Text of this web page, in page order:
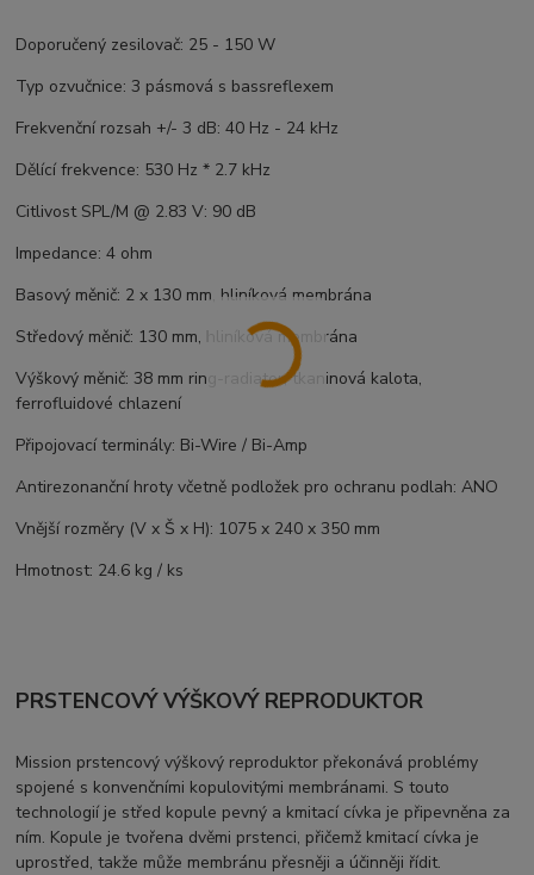
Doporučený zesilovač: 25 - 150 W
Typ ozvučnice: 3 pásmová s bassreflexem
Frekvenční rozsah +/- 3 dB: 40 Hz - 24 kHz
Dělící frekvence: 530 Hz * 2.7 kHz
Citlivost SPL/M @ 2.83 V: 90 dB
Impedance: 4 ohm
Basový měnič: 2 x 130 mm, hliníková membrána
Středový měnič: 130 mm, hliníková membrána
Výškový měnič: 38 mm ring-radiator, tkaninová kalota,
ferrofluidové chlazení
Připojovací terminály: Bi-Wire / Bi-Amp
Antirezonanční hroty včetně podložek pro ochranu podlah: ANO
Vnější rozměry (V x Š x H): 1075 x 240 x 350 mm
Hmotnost: 24.6 kg / ks
PRSTENCOVÝ VÝŠKOVÝ REPRODUKTOR
Mission prstencový výškový reproduktor překonává problémy
spojené s konvenčními kopulovitými membránami. S touto
technologií je střed kopule pevný a kmitací cívka je připevněna za
ním. Kopule je tvořena dvěmi prstenci, přičemž kmitací cívka je
uprostřed, takže může membránu přesněji a účinněji řídit.